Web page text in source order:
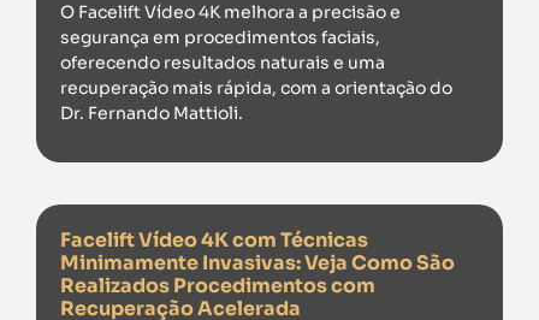
O Facelift Vídeo 4K melhora a precisão e
segurança em procedimentos faciais,
oferecendo resultados naturais e uma
recuperação mais rápida, com a orientação do
Dr. Fernando Mattioli.
Facelift Vídeo 4K com Técnicas
Minimamente Invasivas: Veja Como São
Realizados Procedimentos com
Recuperação Acelerada